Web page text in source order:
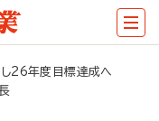
し26年度目標達成へ